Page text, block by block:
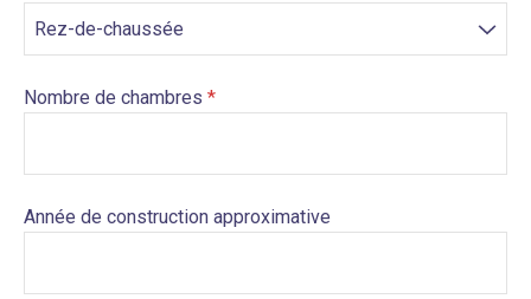
Nombre de chambres
Année de construction approximative